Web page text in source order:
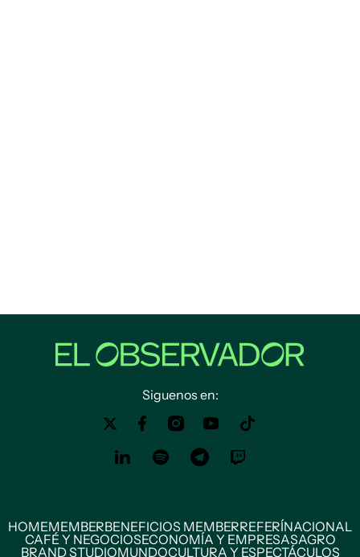
Siguenos en:
HOMEMEMBERBENEFICIOS MEMBERREFERÍNACIONAL
CAFÉ Y NEGOCIOSECONOMÍA Y EMPRESASAGRO
BRAND STUDIOMUNDOCULTURA Y ESPECTÁCULOS